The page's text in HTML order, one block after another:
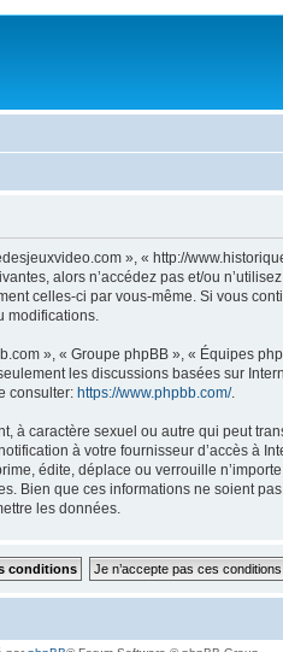
», « http://
alors n’accédez pas et/ou
celles-ci par vous-même. Si vous
modifications.
», « Groupe phpBB », « Équipes
les discussions basées sur
consulter: https://www.phpbb.com/.
caractère sexuel ou autre qui peut
à votre fournisseur d’accès à
édite, déplace ou verrouille
que ces informations ne soient
les données.